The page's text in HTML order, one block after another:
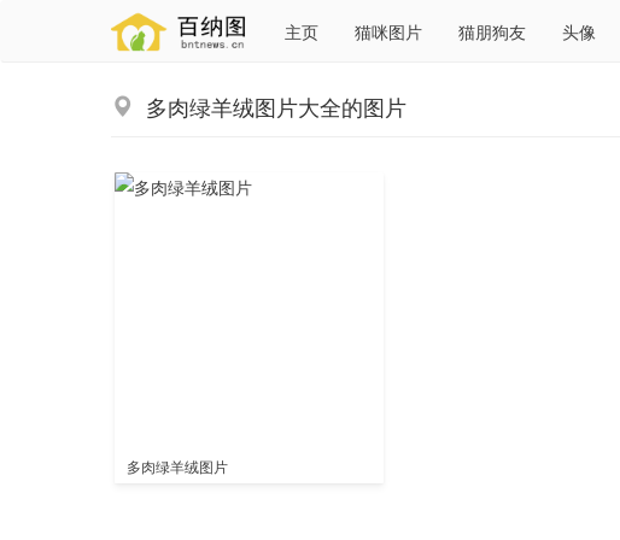
主页 猫咪图片 猫朋狗友 头像
多肉绿羊绒图片大全的图片
多肉绿羊绒图片